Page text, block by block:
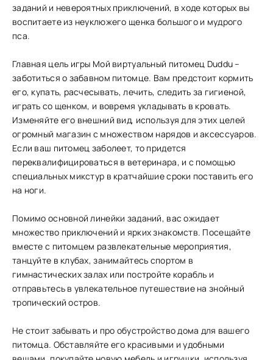
заданий и невероятных приключений, в ходе которых вы
воспитаете из неуклюжего щенка большого и мудрого
пса.
Главная цель игры Мой виртуальный питомец Duddu –
заботиться о забавном питомце. Вам предстоит кормить
его, купать, расчесывать, лечить, следить за гигиеной,
играть со щенком, и вовремя укладывать в кровать.
Изменяйте его внешний вид, используя для этих целей
огромный магазин с множеством нарядов и аксессуаров.
Если ваш питомец заболеет, то придется
переквалифицироваться в ветеринара, и с помощью
специальных микстур в кратчайшие сроки поставить его
на ноги.
Помимо основной линейки заданий, вас ожидает
множество приключений и ярких знакомств. Посещайте
вместе с питомцем развлекательные мероприятия,
танцуйте в клубах, занимайтесь спортом в
гимнастических залах или постройте корабль и
отправьтесь в увлекательное путешествие на знойный
тропический остров.
Не стоит забывать и про обустройство дома для вашего
питомца. Обставляйте его красивыми и удобными